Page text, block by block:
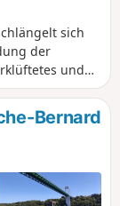
sich
der
und
wandern
Bernard